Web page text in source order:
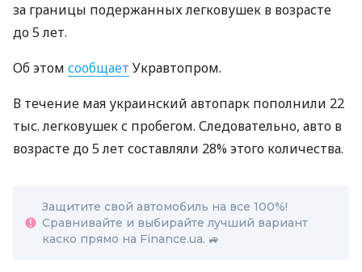
за границы подержанных легковушек в возрасте
до 5 лет.
Об этом сообщает Укравтопром.
В течение мая украинский автопарк пополнили 22
тыс. легковушек с пробегом. Следовательно, авто в
возрасте до 5 лет составляли 28% этого количества.
Защитите свой автомобиль на все 100%!
Сравнивайте и выбирайте лучший вариант
каско прямо на Finance.ua. 🚙